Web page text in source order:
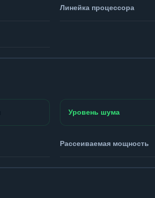
Линейка процессора
Уровень шума
Рассеиваемая мощность